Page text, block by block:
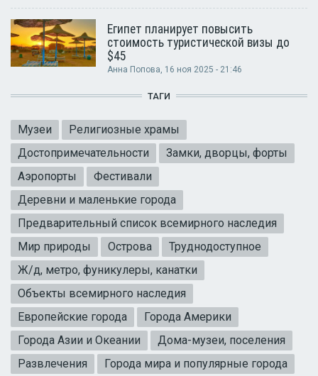
Египет планирует повысить
стоимость туристической визы до
$45
Анна Попова, 16 ноя 2025 - 21:46
ТАГИ
Музеи
Религиозные храмы
Достопримечательности
Замки, дворцы, форты
Аэропорты
Фестивали
Деревни и маленькие города
Предварительный список всемирного наследия
Мир природы
Острова
Труднодоступное
Ж/д, метро, фуникулеры, канатки
Объекты всемирного наследия
Европейские города
Города Америки
Города Азии и Океании
Дома-музеи, поселения
Развлечения
Города мира и популярные города